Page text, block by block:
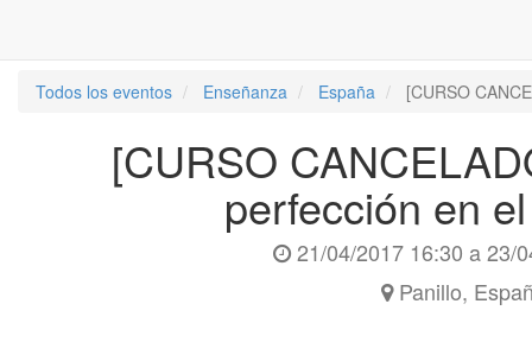
Todos los eventos Enseñanza España [CURSO
[CURSO
perfección en
21/04/2017 16:30 a23/
Panillo,